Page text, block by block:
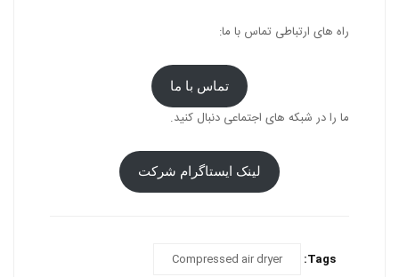
راه های ارتباطی تماس با ما:
تماس با ما
ما را در شبکه های اجتماعی دنبال کنید.
لینک ایستاگرام شرکت
Tags:
Compressed air dryer